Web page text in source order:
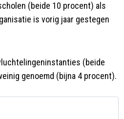
(beide 10 procent) als
is vorig jaar gestegen
(beide
genoemd (bijna 4 procent).